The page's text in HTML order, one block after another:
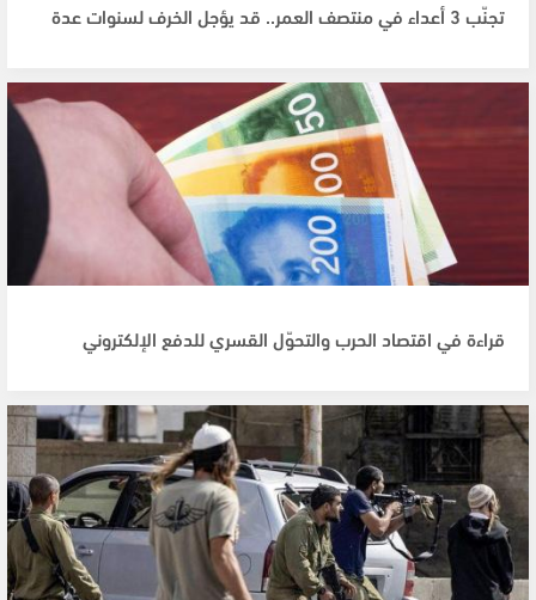
تجنّب 3 أعداء في منتصف العمر.. قد يؤجل الخرف لسنوات عدة
قراءة في اقتصاد الحرب والتحوّل القسري للدفع الإلكتروني